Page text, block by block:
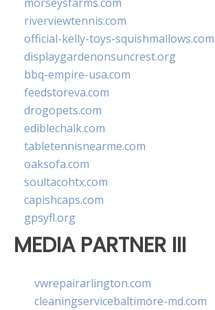
riverviewtennis.com
official-kelly-toys-squishmallows.com
displaygardenonsuncrest.org
bbq-empire-usa.com
feedstoreva.com
drogopets.com
ediblechalk.com
tabletennisnearme.com
oaksofa.com
soultacohtx.com
capishcaps.com
gpsyfl.org
MEDIA PARTNER III
vwrepairarlington.com
cleaningservicebaltimore-md.com